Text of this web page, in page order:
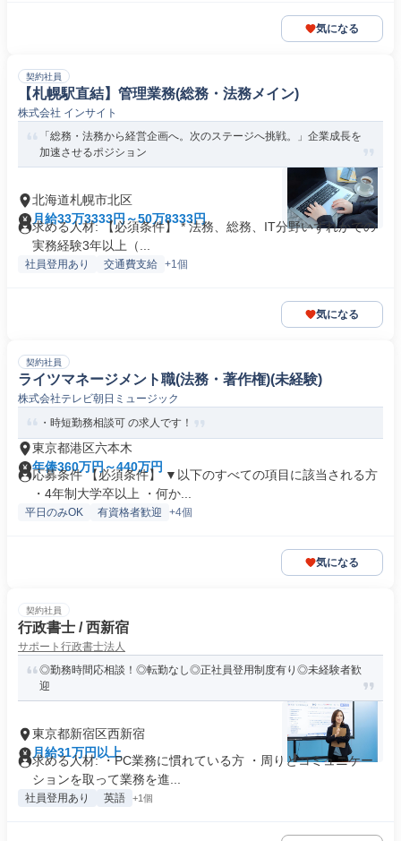
気になる
契約社員
【札幌駅直結】管理業務(総務・法務メイン)
株式会社 インサイト
「総務・法務から経営企画へ。次のステージへ挑戦。」企業成長を
加速させるポジション
北海道札幌市北区
月給33万3333円～50万8333円
求める人材: 【必須条件】 * 法務、総務、IT分野いずれかでの
実務経験3年以上（...
社員登用あり 交通費支給 +1個
気になる
契約社員
ライツマネージメント職(法務・著作権)(未経験)
株式会社テレビ朝日ミュージック
・時短勤務相談可 の求人です！
東京都港区六本木
年俸360万円～440万円
応募条件 【必須条件】 ▼以下のすべての項目に該当される方
・4年制大学卒以上 ・何か...
平日のみOK 有資格者歓迎 +4個
気になる
契約社員
行政書士 / 西新宿
サポート行政書士法人
◎勤務時間応相談！◎転勤なし◎正社員登用制度有り◎未経験者歓
迎
東京都新宿区西新宿
月給31万円以上
求める人材: ・PC業務に慣れている方 ・周りとコミュニケー
ションを取って業務を進...
社員登用あり 英語 +1個